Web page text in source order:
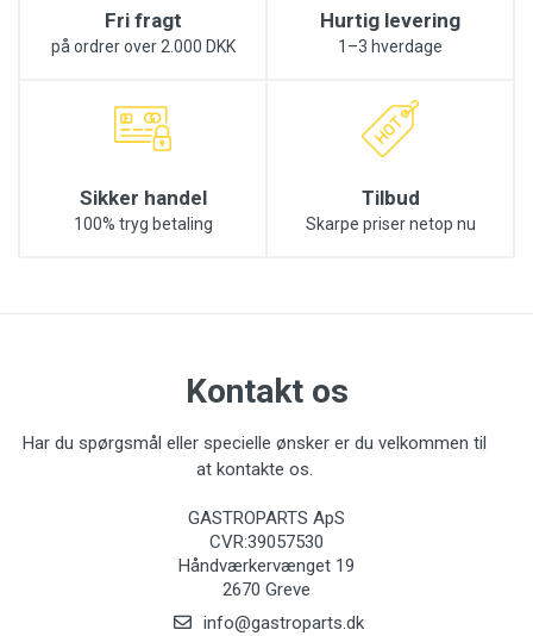
Send besked
Fri fragt
på ordrer over 2.000 DKK
Hurtig levering
1–3 hverdage
Sikker handel
100% tryg betaling
Tilbud
Skarpe priser netop nu
Kontakt os
Har du spørgsmål eller specielle ønsker er du velkommen til
at kontakte os.
GASTROPARTS ApS
CVR:39057530
Håndværkervænget 19
2670 Greve
info@gastroparts.dk